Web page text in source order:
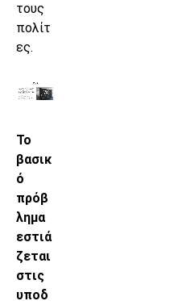
τους
πολίτ
ες.
Το
βασικ
ό
πρόβ
λημα
εστιά
ζεται
στις
υποδ